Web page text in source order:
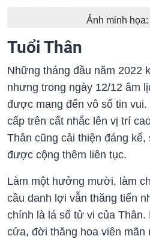
Ảnh minh họa:
Tuổi Thân
Những tháng đầu năm 2022
nhưng trong ngày 12/12 âm
được mang đến vô số tin
cấp trên cất nhắc lên vị trí
Thân cũng cải thiện đáng
được cộng thêm liên tục.
Làm một hưởng mười, làm
cầu danh lợi vẫn thăng tiến
chính là lá số tử vi của Thân.
cửa, đời thăng hoa viên mãn